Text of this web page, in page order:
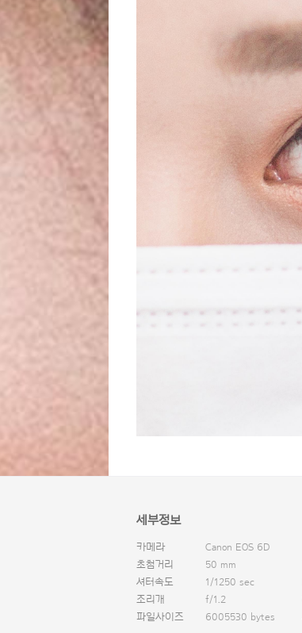
세부정보
카메라
Canon EOS 6D
초첨거리
50 mm
셔터속도
1/1250 sec
조리개
f/1.2
파일사이즈
6005530 bytes